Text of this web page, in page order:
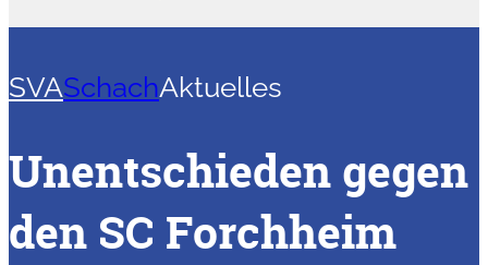
SVASchachAktuelles
Unentschieden gegen
den SC Forchheim